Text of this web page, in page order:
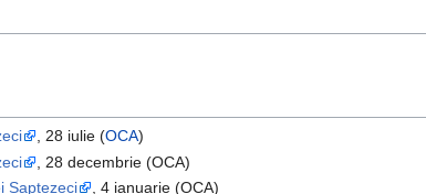
, 28 iulie (OCA)
, 28 decembrie (OCA)
Șaptezeci
, 4 ianuarie (OCA)